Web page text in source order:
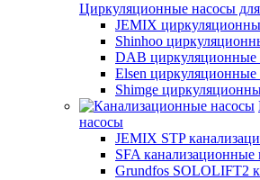
Циркуляционные насосы
JEMIX
Shinhoo
DAB циркуляционные
Elsen
Shimge
насосы
JEMIX STP
SFA канализационные
Grundfos SOLOLIFT2